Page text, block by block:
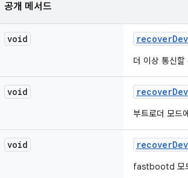
공개 메서드
void recover
더 이상 통신
void recover
부트로더 모드
void recover
fastbootd 모